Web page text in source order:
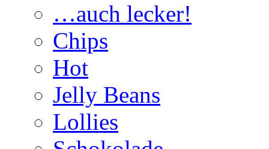
…auch lecker!
Chips
Hot
Jelly Beans
Lollies